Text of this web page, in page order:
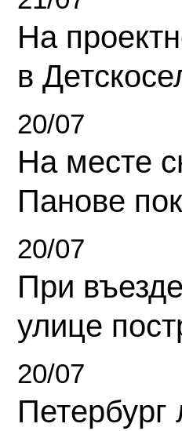
На
в
20/07
На месте
Панове
20/07
При
улице
20/07